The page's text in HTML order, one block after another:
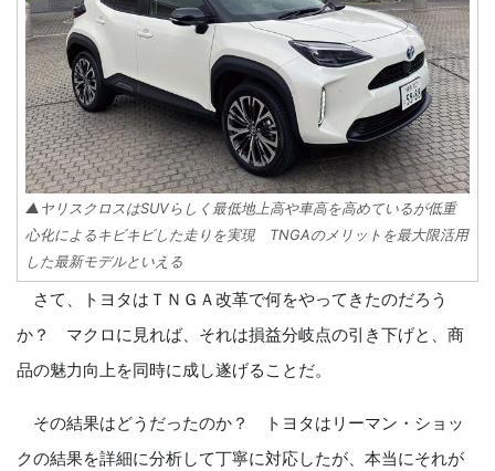
▲ヤリスクロスはSUVらしく最低地上高や車高を高めているが低重
心化によるキビキビした走りを実現 TNGAのメリットを最大限活用
した最新モデルといえる
さて、トヨタはＴＮＧＡ改革で何をやってきたのだろう
か？ マクロに見れば、それは損益分岐点の引き下げと、商
品の魅力向上を同時に成し遂げることだ。
その結果はどうだったのか？ トヨタはリーマン・ショッ
クの結果を詳細に分析して丁寧に対応したが、本当にそれが